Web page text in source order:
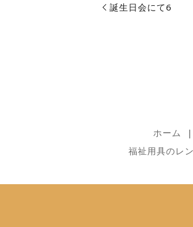
誕生日会にて6
ホーム
福祉用具のレ